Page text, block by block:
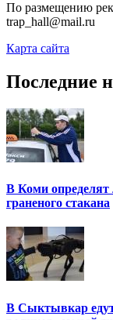
По размещению
trap_hall@mail.ru
Карта сайта
Последние
В Коми
граненого стакана
В Сыктывкар едут